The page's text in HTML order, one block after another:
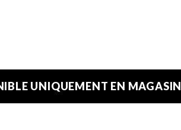
UNIQUEMENT EN MAGASIN